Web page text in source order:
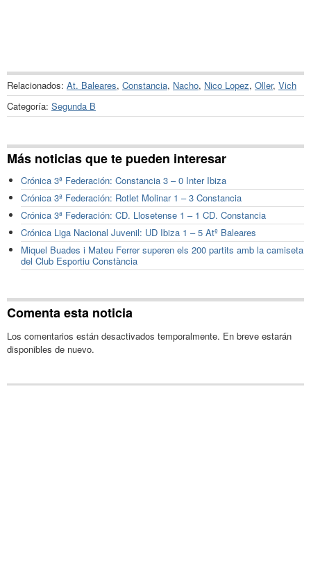
Relacionados: At. Baleares, Constancia, Nacho, Nico Lopez, Oller, Vich
Categoría: Segunda B
Más noticias que te pueden interesar
Crónica 3ª Federación: Constancia 3 – 0 Inter Ibiza
Crónica 3ª Federación: Rotlet Molinar 1 – 3 Constancia
Crónica 3ª Federación: CD. Llosetense 1 – 1 CD. Constancia
Crónica Liga Nacional Juvenil: UD Ibiza 1 – 5 Atº Baleares
Miquel Buades i Mateu Ferrer superen els 200 partits amb la camiseta
del Club Esportiu Constància
Comenta esta noticia
Los comentarios están desactivados temporalmente. En breve estarán
disponibles de nuevo.